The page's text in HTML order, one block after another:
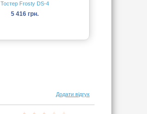
Тостер Frosty DS-4
5 416 грн.
Додати відгук